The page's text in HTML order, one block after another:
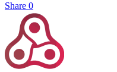
Share 0